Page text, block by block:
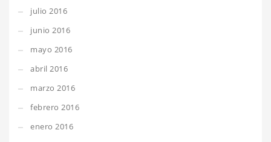
julio 2016
junio 2016
mayo 2016
abril 2016
marzo 2016
febrero 2016
enero 2016